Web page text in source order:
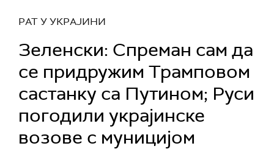
РАТ У УКРАЈИНИ
Зеленски: Спреман сам да
се придружим Трамповом
састанку са Путином; Руси
погодили украјинске
возове с муницијом